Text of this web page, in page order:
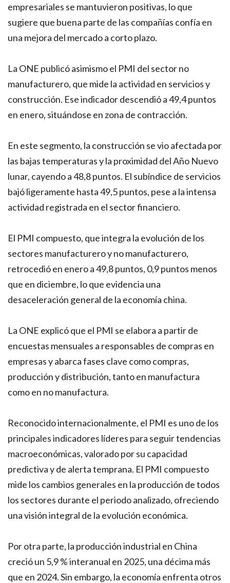
empresariales se mantuvieron positivas, lo que
sugiere que buena parte de las compañías confía en
una mejora del mercado a corto plazo.
La ONE publicó asimismo el PMI del sector no
manufacturero, que mide la actividad en servicios y
construcción. Ese indicador descendió a 49,4 puntos
en enero, situándose en zona de contracción.
En este segmento, la construcción se vio afectada por
las bajas temperaturas y la proximidad del Año Nuevo
lunar, cayendo a 48,8 puntos. El subíndice de servicios
bajó ligeramente hasta 49,5 puntos, pese a la intensa
actividad registrada en el sector financiero.
El PMI compuesto, que integra la evolución de los
sectores manufacturero y no manufacturero,
retrocedió en enero a 49,8 puntos, 0,9 puntos menos
que en diciembre, lo que evidencia una
desaceleración general de la economía china.
La ONE explicó que el PMI se elabora a partir de
encuestas mensuales a responsables de compras en
empresas y abarca fases clave como compras,
producción y distribución, tanto en manufactura
como en no manufactura.
Reconocido internacionalmente, el PMI es uno de los
principales indicadores líderes para seguir tendencias
macroeconómicas, valorado por su capacidad
predictiva y de alerta temprana. El PMI compuesto
mide los cambios generales en la producción de todos
los sectores durante el periodo analizado, ofreciendo
una visión integral de la evolución económica.
Por otra parte, la producción industrial en China
creció un 5,9 % interanual en 2025, una décima más
que en 2024. Sin embargo, la economía enfrenta otros